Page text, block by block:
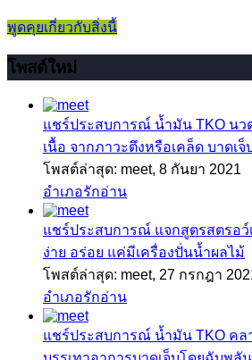
พูดคุยเกี่ยวกับสิ่งนี้
โพสต์ใหม่
แชร์ประสบการณ์ น้ำมัน TKO นว
เนื้อ จากภาวะตึงหรือเคล็ด บาดเ
โพสต์ล่าสุด: meet, 8 กันยา 2021
อำเภอรักอ่าน
แชร์ประสบการณ์ แจกสูตรสตรอว์
ง่าย อร่อย แค่มีเครื่องปั่นน้ำผลไม้
โพสต์ล่าสุด: meet, 27 กรกฎา
อำเภอรักอ่าน
แชร์ประสบการณ์ น้ำมัน TKO คล